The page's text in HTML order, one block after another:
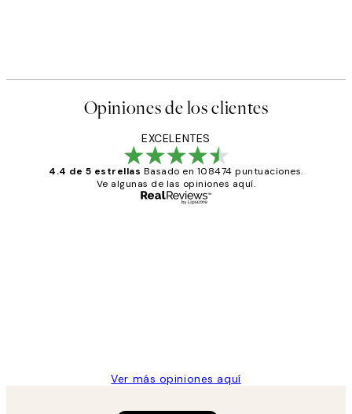
Opiniones de los clientes
EXCELENTES
4.4 de 5 estrellas Basado en 108474 puntuaciones.
Ve algunas de las opiniones aquí.
Ver más opiniones aquí